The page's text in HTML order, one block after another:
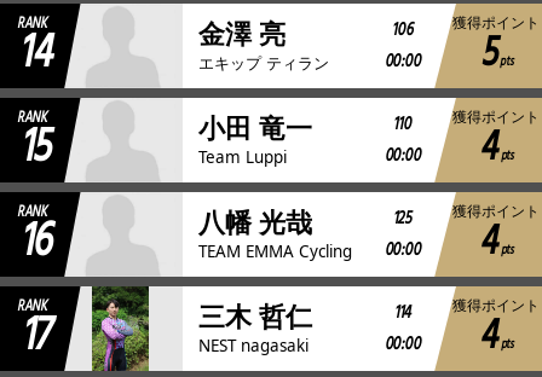
RANK
14 金澤 亮
エキップ ティラン
106
00:00
獲得ポイント
5pts
RANK
15 小田 竜一
Team Luppi
110
00:00
獲得ポイント
4 pts
RANK
16 八幡 光哉
TEAM EMMA Cycling
125
00:00
獲得ポイント
4 pts
RANK
17 三木 哲仁
NEST nagasaki
114
00:00
獲得ポイント
4 pts